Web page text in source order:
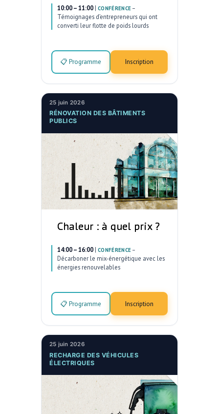
10:00 – 11:00 | CONFÉRENCE –
Témoignages d’entrepreneurs qui ont
converti leur flotte de poids lourds
📋 Programme Inscription
25 juin 2026
RÉNOVATION DES BÂTIMENTS
PUBLICS
Chaleur : à quel prix ?
14:00 – 16:00 | CONFÉRENCE –
Décarboner le mix-énergétique avec les
énergies renouvelables
📋 Programme Inscription
25 juin 2026
RECHARGE DES VÉHICULES
ÉLECTRIQUES